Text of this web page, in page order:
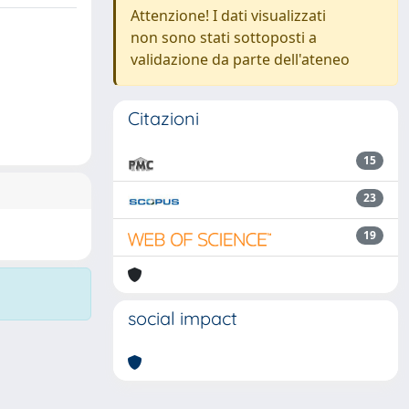
Attenzione! I dati visualizzati
non sono stati sottoposti a
validazione da parte dell'ateneo
Citazioni
15
23
19
social impact